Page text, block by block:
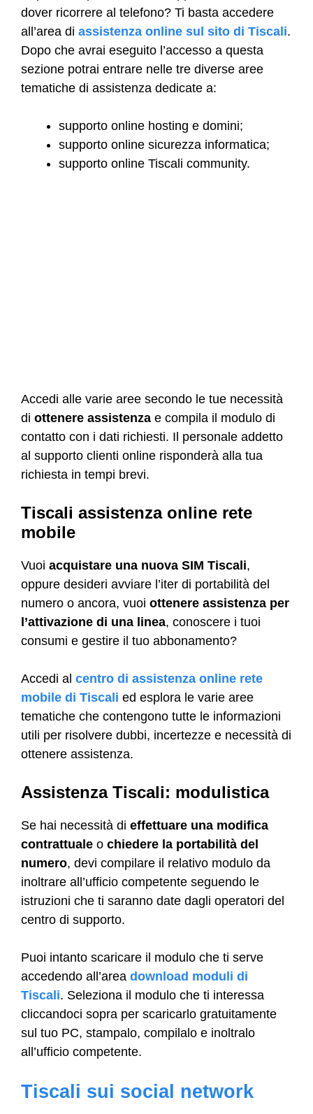
dover ricorrere al telefono? Ti basta accedere
all’area di assistenza online sul sito di Tiscali.
Dopo che avrai eseguito l’accesso a questa
sezione potrai entrare nelle tre diverse aree
tematiche di assistenza dedicate a:
supporto online hosting e domini;
supporto online sicurezza informatica;
supporto online Tiscali community.
Accedi alle varie aree secondo le tue necessità
di ottenere assistenza e compila il modulo di
contatto con i dati richiesti. Il personale addetto
al supporto clienti online risponderà alla tua
richiesta in tempi brevi.
Tiscali assistenza online rete
mobile
Vuoi acquistare una nuova SIM Tiscali,
oppure desideri avviare l’iter di portabilità del
numero o ancora, vuoi ottenere assistenza per
l’attivazione di una linea, conoscere i tuoi
consumi e gestire il tuo abbonamento?
Accedi al centro di assistenza online rete
mobile di Tiscali ed esplora le varie aree
tematiche che contengono tutte le informazioni
utili per risolvere dubbi, incertezze e necessità di
ottenere assistenza.
Assistenza Tiscali: modulistica
Se hai necessità di effettuare una modifica
contrattuale o chiedere la portabilità del
numero, devi compilare il relativo modulo da
inoltrare all’ufficio competente seguendo le
istruzioni che ti saranno date dagli operatori del
centro di supporto.
Puoi intanto scaricare il modulo che ti serve
accedendo all’area download moduli di
Tiscali. Seleziona il modulo che ti interessa
cliccandoci sopra per scaricarlo gratuitamente
sul tuo PC, stampalo, compilalo e inoltralo
all’ufficio competente.
Tiscali sui social network